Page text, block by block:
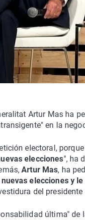
Artur Mas ha
en la
electoral,
elecciones", ha
Artur Mas, ha
elecciones y
del
última" de